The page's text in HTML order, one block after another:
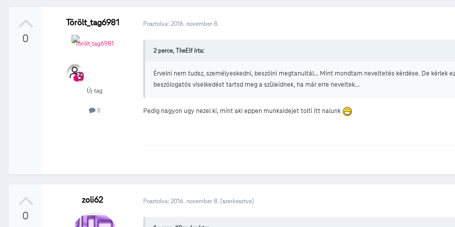
0
Törölt_tag6981
Új tag
8
Posztolva: 2016. november 8.
2 perce, TheElf írta:
Érvelni nem tudsz, személyeskedni, beszólni megtanultál... Mint mondtam neveltetés kérdése. De kérlek
beszólogatós viselkedést tartsd meg a szüleidnek, ha már erre neveltek...
Pedig nagyon ugy nezel ki, mint aki eppen munkaidejet tolti itt nalunk
0
zoli62 Posztolva: 2016. november 8. (szerkesztve)